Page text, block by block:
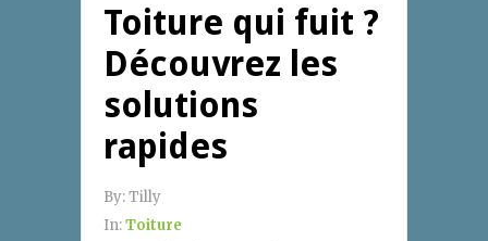
Toiture qui fuit ?
Découvrez les
solutions
rapides
By:Tilly
In:Toiture